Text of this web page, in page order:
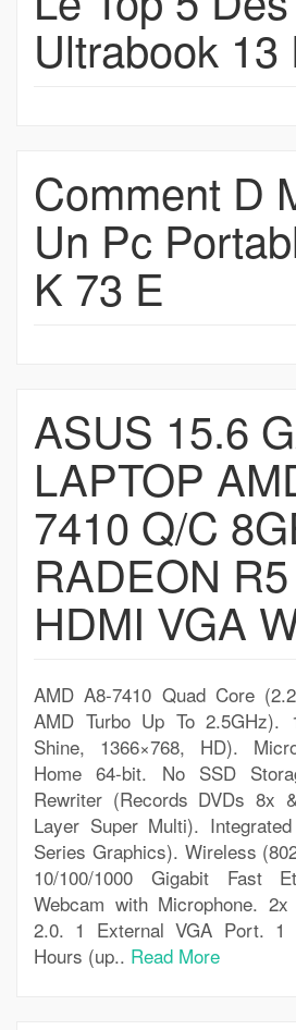
Ultrabook 13
Comment D
Un Pc
K 73 E
ASUS 15.6
LAPTOP
7410 Q/C
RADEON
HDMI VGA
AMD A8-7410 Quad Core
AMD Turbo Up To 2.5GHz).
Shine, 1366×768, HD).
Home 64-bit. No SSD
Rewriter (Records DVDs 8x
Layer Super Multi).
Series Graphics). Wireless
10/100/1000 Gigabit Fast
Webcam with Microphone.
2.0. 1 External VGA Port.
Hours (up.. Read More